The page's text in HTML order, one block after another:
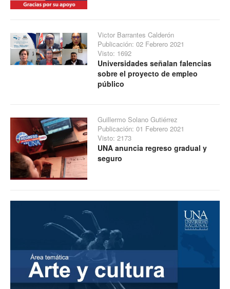
Victor Barrantes Calderón
Publicación: 02 Febrero 2021
Visto: 1692
Universidades señalan falencias
sobre el proyecto de empleo
público
Guillermo Solano Gutiérrez
Publicación: 01 Febrero 2021
Visto: 2173
UNA anuncia regreso gradual y
seguro